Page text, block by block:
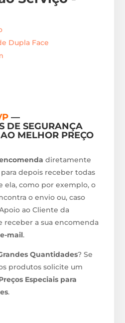
Dupla Face
—
DE SEGURANÇA
MELHOR PREÇO
diretamente
para depois receber todas
ela, como por exemplo, o
o envio ou, caso
ao Cliente da
receber a sua encomenda
e-mail.
Quantidades? Se
produtos solicite um
Especiais para
.